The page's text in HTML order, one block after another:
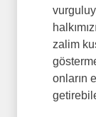
zalim
onların